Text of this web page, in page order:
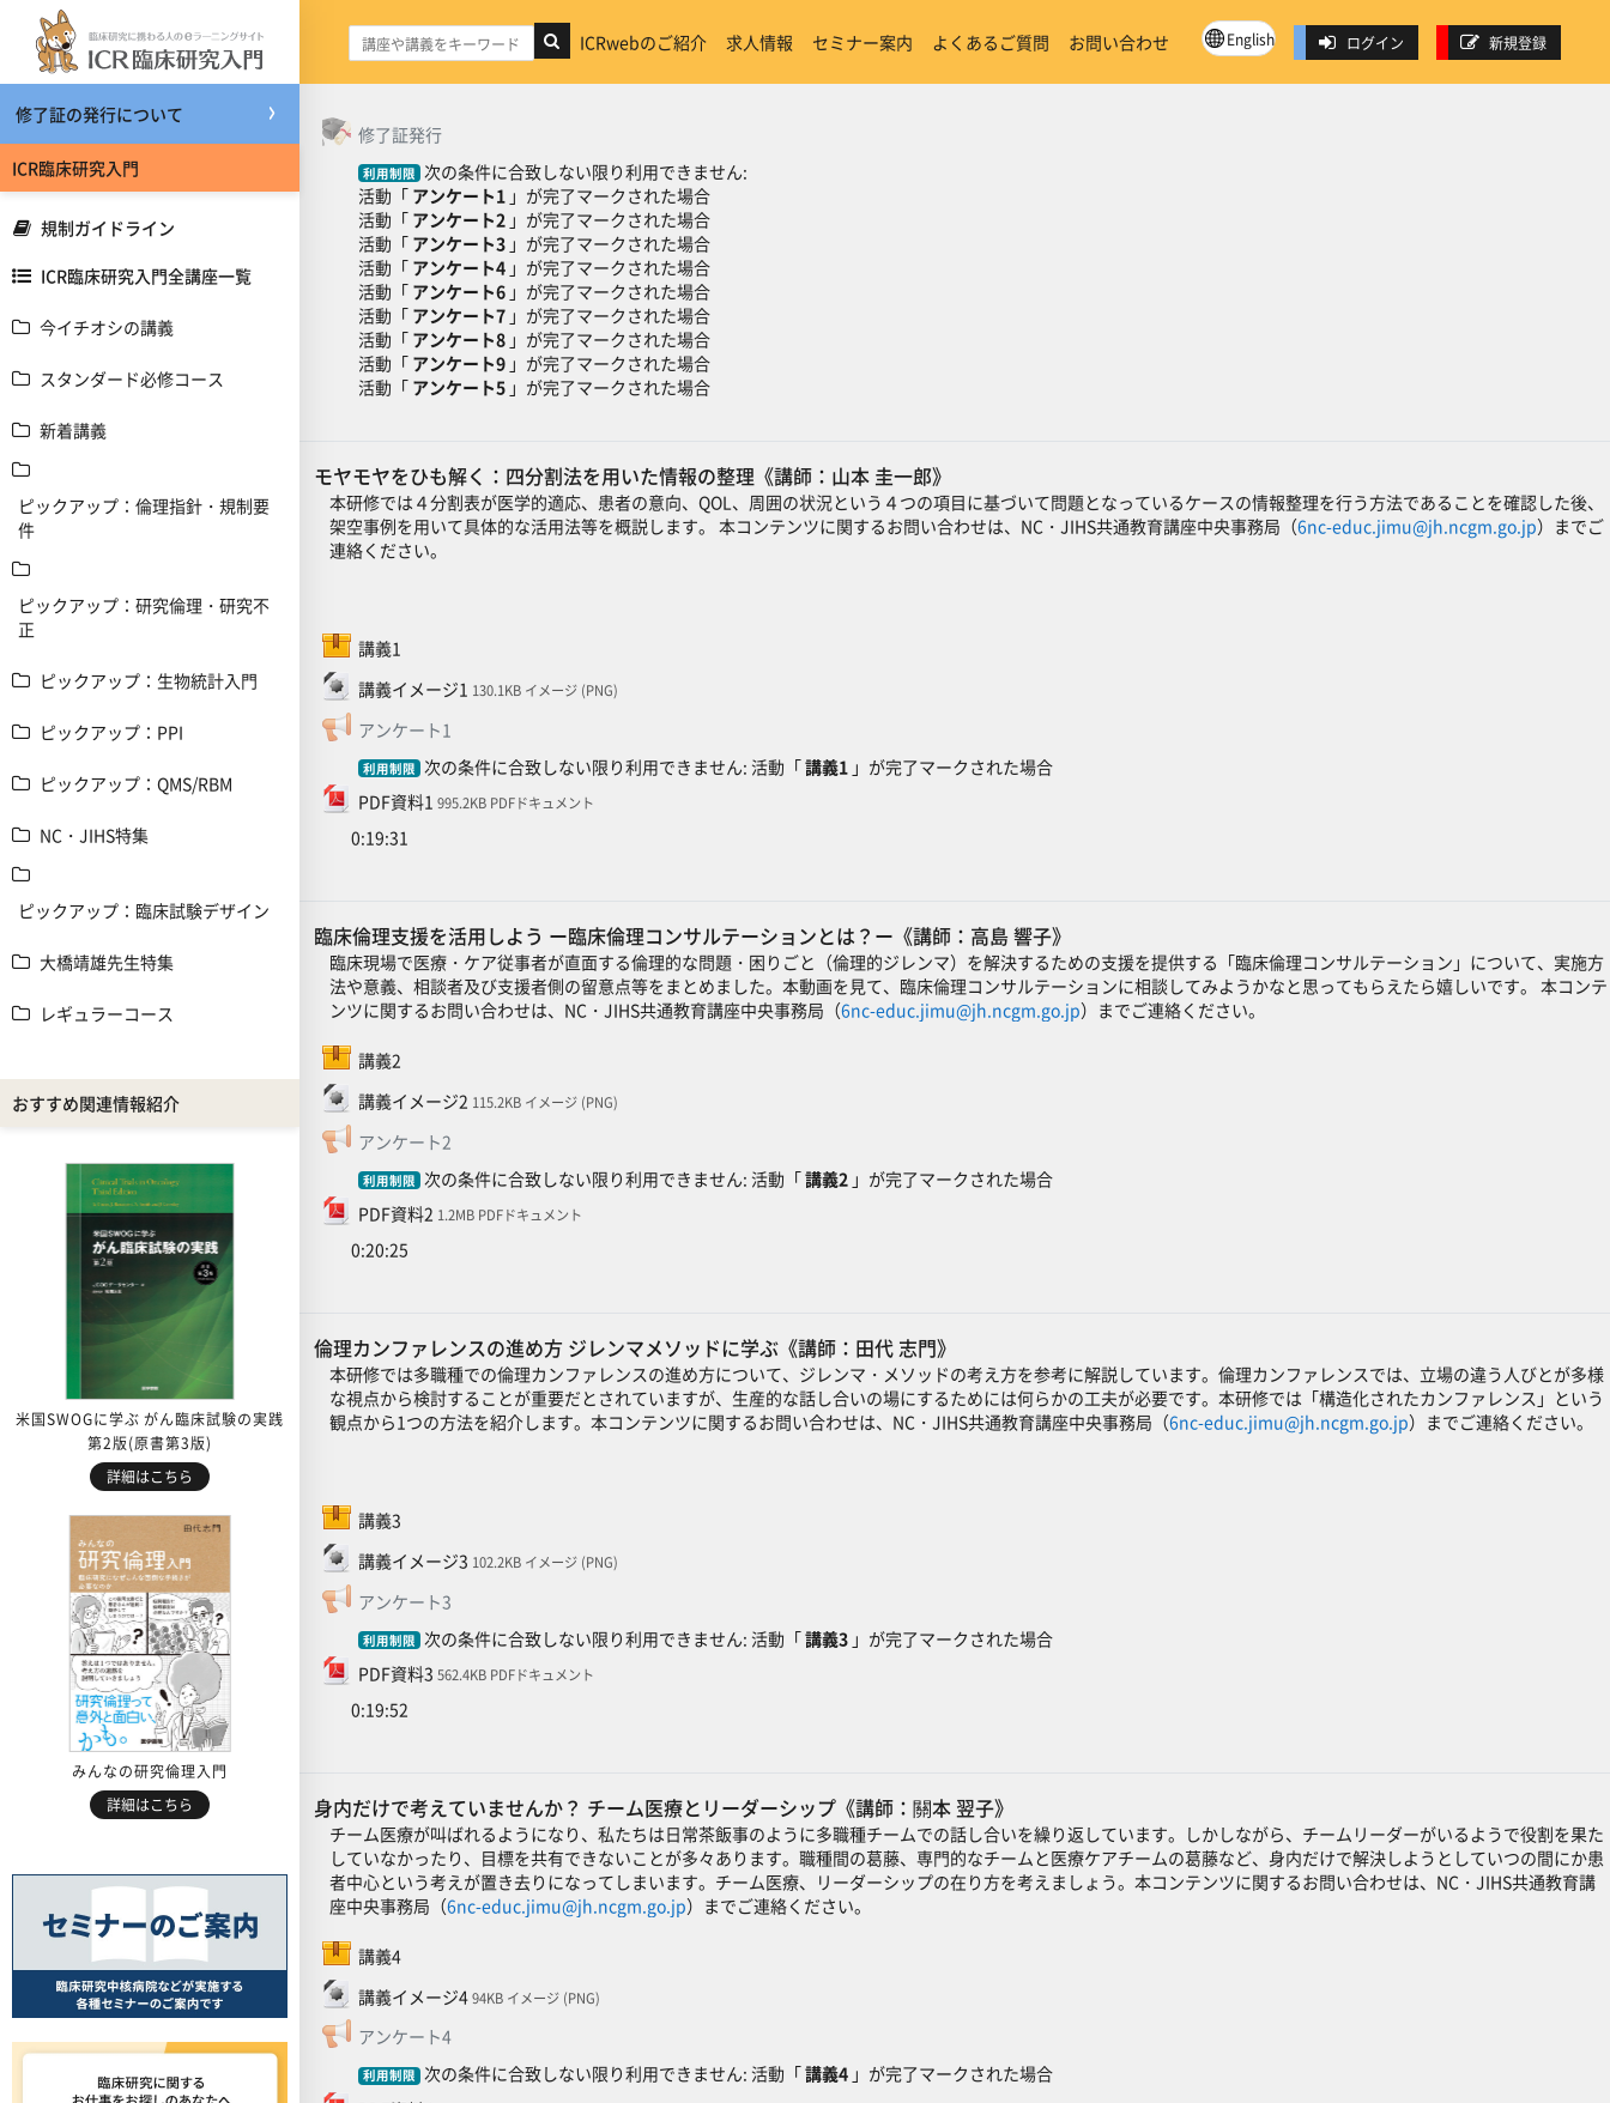
メインコンテンツへスキップする
修了証の発行について
ICR臨床研究入門
規制ガイドライン
ICR臨床研究入門全講座一覧
今イチオシの講義
スタンダード必修コース
新着講義
ピックアップ：倫理指針・規制要
件
ピックアップ：研究倫理・研究不
正
ピックアップ：生物統計入門
ピックアップ：PPI
ピックアップ：QMS/RBM
NC・JIHS特集
ピックアップ：臨床試験デザイン
大橋靖雄先生特集
レギュラーコース
おすすめ関連情報紹介
米国SWOGに学ぶ がん臨床試験の実践
第2版(原書第3版)
詳細はこちら
みんなの研究倫理入門
詳細はこちら
ICRwebのご紹介 求人情報 セミナー案内 よくあるご質問 お問い合わせ English ログイン 新規登録
トピックアウトライン
一般
修了証発行
利用制限 次の条件に合致しない限り利用できません:
活動「 アンケート1 」が完了マークされた場合
活動「 アンケート2 」が完了マークされた場合
活動「 アンケート3」が完了マークされた場合
活動「 アンケート4」が完了マークされた場合
活動「 アンケート6」が完了マークされた場合
活動「 アンケート7」が完了マークされた場合
活動「 アンケート8」が完了マークされた場合
活動「 アンケート9」が完了マークされた場合
活動「 アンケート5」が完了マークされた場合
モヤモヤをひも解く：四分割法を用いた情報の整理《講師：山本 圭一郎》
本研修では４分割表が医学的適応、患者の意向、QOL、周囲の状況という４つの項目に基づいて問題となっているケースの情報整理を行う方法であることを確認した後、
架空事例を用いて具体的な活用法等を概説します。 本コンテンツに関するお問い合わせは、NC・JIHS共通教育講座中央事務局（6nc-educ.jimu@jh.ncgm.go.jp）までご
連絡ください。
講義1
SCORMパッケージ
講義イメージ1ファイル130.1KB イメージ (PNG)
アンケート1
利用制限 次の条件に合致しない限り利用できません: 活動「講義1 」が完了マークされた場合
PDF資料1
ファイル995.2KB PDFドキュメント
0:19:31
臨床倫理支援を活用しよう ー臨床倫理コンサルテーションとは？ー《講師：高島 響子》
臨床現場で医療・ケア従事者が直面する倫理的な問題・困りごと（倫理的ジレンマ）を解決するための支援を提供する「臨床倫理コンサルテーション」について、実施方
法や意義、相談者及び支援者側の留意点等をまとめました。本動画を見て、臨床倫理コンサルテーションに相談してみようかなと思ってもらえたら嬉しいです。 本コンテ
ンツに関するお問い合わせは、NC・JIHS共通教育講座中央事務局（6nc-educ.jimu@jh.ncgm.go.jp）までご連絡ください。
講義2
SCORMパッケージ
講義イメージ2ファイル115.2KB イメージ (PNG)
アンケート2フィードバック
利用制限 次の条件に合致しない限り利用できません: 活動「講義2 」が完了マークされた場合
PDF資料2
ファイル1.2MB PDFドキュメント
0:20:25
倫理カンファレンスの進め方 ジレンマメソッドに学ぶ《講師：田代 志門》
本研修では多職種での倫理カンファレンスの進め方について、ジレンマ・メソッドの考え方を参考に解説しています。倫理カンファレンスでは、立場の違う人びとが多様
な視点から検討することが重要だとされていますが、生産的な話し合いの場にするためには何らかの工夫が必要です。本研修では「構造化されたカンファレンス」という
観点から1つの方法を紹介します。本コンテンツに関するお問い合わせは、NC・JIHS共通教育講座中央事務局（6nc-educ.jimu@jh.ncgm.go.jp）までご連絡ください。
講義3
SCORMパッケージ
講義イメージ3ファイル102.2KB イメージ (PNG)
アンケート3フィードバック
利用制限 次の条件に合致しない限り利用できません: 活動「講義3 」が完了マークされた場合
PDF資料3
ファイル562.4KB PDFドキュメント
0:19:52
身内だけで考えていませんか？ チーム医療とリーダーシップ《講師：關本 翌子》
チーム医療が叫ばれるようになり、私たちは日常茶飯事のように多職種チームでの話し合いを繰り返しています。しかしながら、チームリーダーがいるようで役割を果た
していなかったり、目標を共有できないことが多々あります。職種間の葛藤、専門的なチームと医療ケアチームの葛藤など、身内だけで解決しようとしていつの間にか患
者中心という考えが置き去りになってしまいます。チーム医療、リーダーシップの在り方を考えましょう。本コンテンツに関するお問い合わせは、NC・JIHS共通教育講
座中央事務局（6nc-educ.jimu@jh.ncgm.go.jp）までご連絡ください。
講義4
SCORMパッケージ
講義イメージ4ファイル94KB イメージ (PNG)
アンケート4
利用制限 次の条件に合致しない限り利用できません: 活動「講義4 」が完了マークされた場合